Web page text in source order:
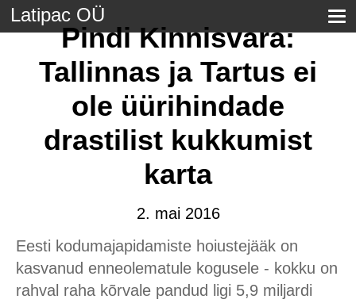
Latipac OÜ
Pindi Kinnisvara:
Tallinnas ja Tartus ei
ole üürihindade
drastilist kukkumist
karta
2. mai 2016
Eesti kodumajapidamiste hoiustejääk on
kasvanud enneolematule kogusele - kokku on
rahval raha kõrvale pandud ligi 5,9 miljardi